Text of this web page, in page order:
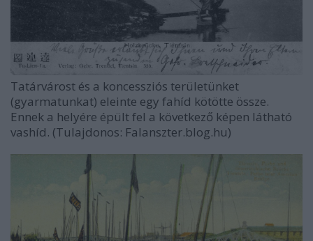
Tatárvárost és a koncessziós területünket
(gyarmatunkat) eleinte egy fahíd kötötte össze.
Ennek a helyére épült fel a következő képen látható
vashíd. (Tulajdonos: Falanszter.blog.hu)